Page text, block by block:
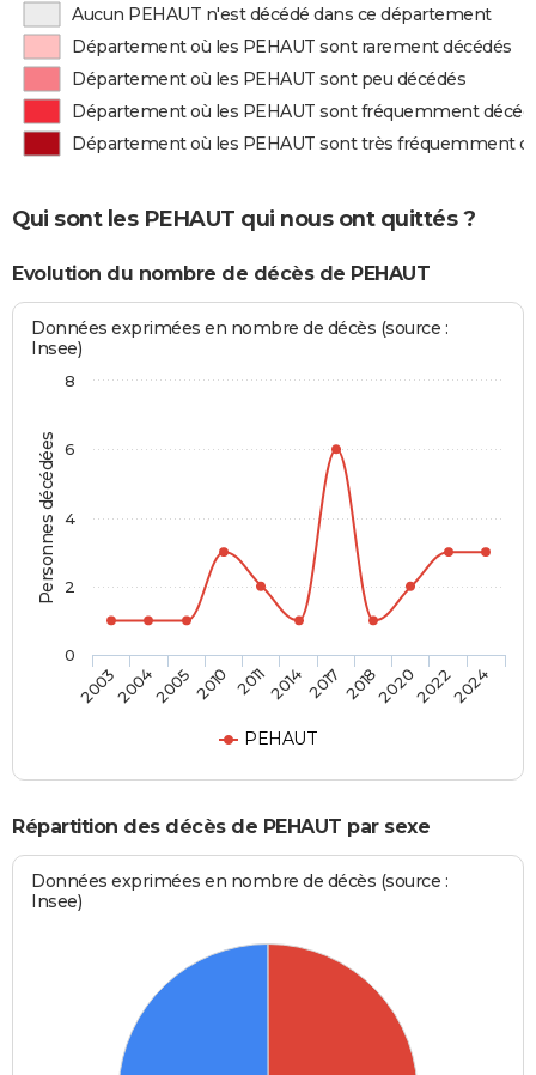
Aucun PEHAUT n'est décédé dans ce département
Département où les PEHAUT sont rarement décédés
Département où les PEHAUT sont peu décédés
Département où les PEHAUT sont fréquemment
Département où les PEHAUT sont très fréquemment
Qui sont les PEHAUT qui nous ont quittés ?
Evolution du nombre de décès de PEHAUT
Personnes décédées
Données exprimées en nombre de décès (source :
Insee)
PEHAUT
2003200420052010 201120142017 2018202020222024
0
2
4
6
8
Répartition des décès de PEHAUT par sexe
Données exprimées en nombre de décès (source :
Insee)